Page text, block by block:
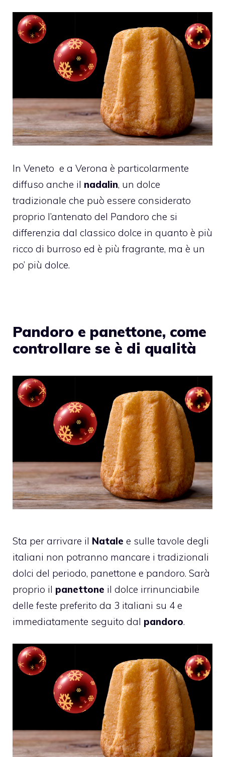
In Veneto e a Verona è particolarmente
diffuso anche il nadalin, un dolce
tradizionale che può essere considerato
proprio l’antenato del Pandoro che si
differenzia dal classico dolce in quanto è più
ricco di burroso ed è più fragrante, ma è un
po’ più dolce.
Pandoro e panettone, come
controllare se è di qualità
Sta per arrivare il Natale e sulle tavole degli
italiani non potranno mancare i tradizionali
dolci del periodo, panettone e pandoro. Sarà
proprio il panettone il dolce irrinunciabile
delle feste preferito da 3 italiani su 4 e
immediatamente seguito dal pandoro.